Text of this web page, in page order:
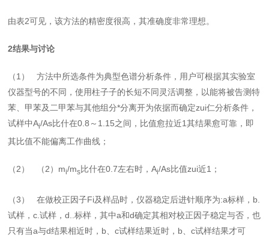
由表2可见，该方法的精密度很高，其准确度非常理想。
2结果与讨论
（1） 方法中所选条件为典型色谱分析条件，用户可根据其实验室
仪器型号的不同，使用柱子子的长短不同灵活调整，以能将被告测特
苯、甲苯及二甲苯与其他组分*分离开为依据而确定zui仁分析条件，
试样中Ai/As比什在0.8～1.15之间，比值愈拉近1其结果愈可靠，即
其比值不能偏离工作曲线；
（2） （2）mi/ms比什在0.7左右时，Ai/As比值zui近1；
（3） 在做校正因子Fi及样品时，仪器稳定后进针顺序为:a标样，b.
试样，c.试样，d..标样，其中a和d确定其相对校正因子稳定与否，也
只有当a与d结果相近时，b、c试样结果近时，b、c试样结果才可